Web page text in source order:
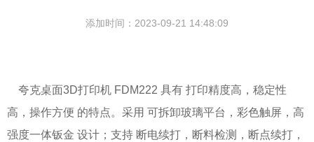
添加时间：2023-09-21 14:48:09
夸克桌面3D打印机 FDM222 具有 打印精度高，稳定性
高，操作方便 的特点。采用 可拆卸玻璃平台，彩色触屏，高
强度一体钣金 设计；支持 断电续打，断料检测，断点续打，